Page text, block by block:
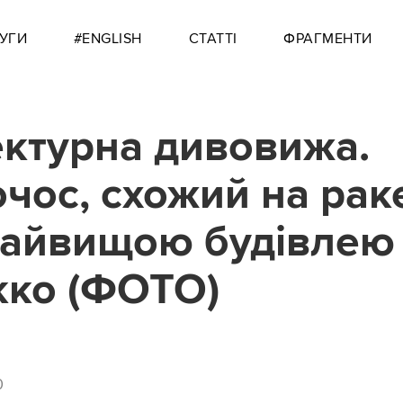
#ENGLISH СТАТТІ ФРАГМЕНТИ
дивовижа.
схожий на
будівлею
(ФОТО)